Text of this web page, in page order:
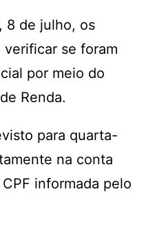
8 de julho, os
se foram
por meio do
Renda.
para quarta-
na conta
informada pelo